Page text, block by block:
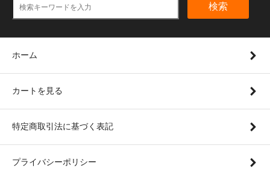
検索
ホーム
カートを見る
特定商取引法に基づく表記
プライバシーポリシー